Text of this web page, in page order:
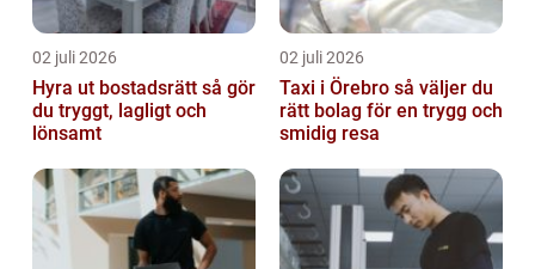
02 juli 2026
Hyra ut bostadsrätt så gör
du tryggt, lagligt och
lönsamt
02 juli 2026
Taxi i Örebro så väljer du
rätt bolag för en trygg och
smidig resa